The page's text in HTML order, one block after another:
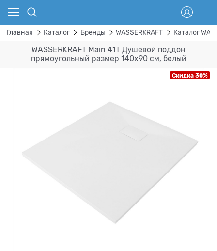
Главная Каталог Бренды WASSERKRAFT Каталог
WASSERKRAFT Main 41T Душевой поддон
прямоугольный размер 140x90 см, белый
Скидка 30%